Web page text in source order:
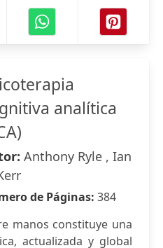
analítica
Anthony Ryle , Ian
de Páginas: 384
manos constituye una
actualizada y global